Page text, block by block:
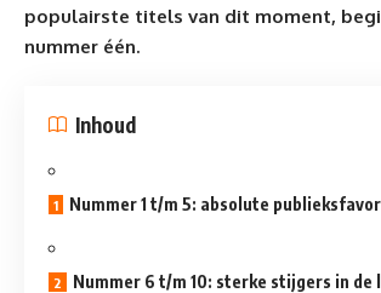
populairste titels van dit moment,
nummer één.
Inhoud
Nummer 1 t/m 5: absolute
Nummer 6 t/m 10: sterke stijgers in de